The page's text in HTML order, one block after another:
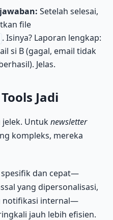
Setelah selesai,
file
. Isinya? Laporan lengkap:
si B (gagal, email tidak
Jelas.
Jadi
Untuknewsletter
kompleks, mereka
dan cepat—
yang dipersonalisasi,
notifikasi internal—
jauh lebih efisien.